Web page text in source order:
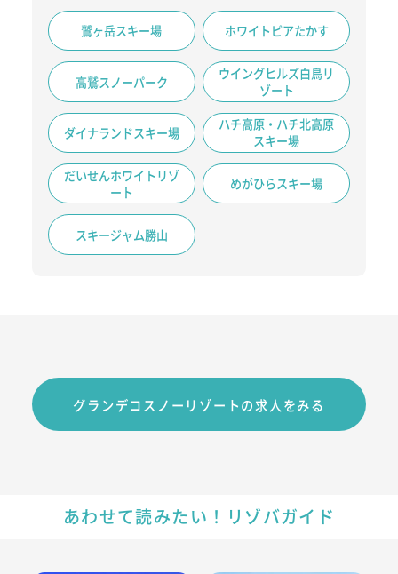
鷲ヶ岳スキー場 ホワイトピアたかす
高鷲スノーパーク
ウイングヒルズ白鳥リ
ゾート
ダイナランドスキー場
ハチ高原・ハチ北高原
スキー場
だいせんホワイトリゾ
ート
めがひらスキー場
スキージャム勝山
グランデコスノーリゾートの求人をみる
あわせて読みたい！リゾバガイド